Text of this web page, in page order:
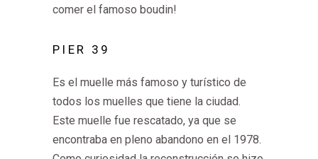
comer el famoso boudin!
PIER 39
Es el muelle más famoso y turístico de
todos los muelles que tiene la ciudad.
Este muelle fue rescatado, ya que se
encontraba en pleno abandono en el 1978.